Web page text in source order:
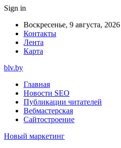
Sign in
Воскресенье, 9 августа, 2026
Контакты
Лента
Карта
blv.by
Главная
Новости SEO
Публикации читателей
Вебмастерская
Сайтостроение
Новый маркетинг